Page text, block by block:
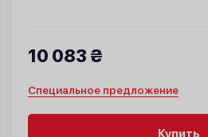
10 083 ₴
Специальное предложение
Купить